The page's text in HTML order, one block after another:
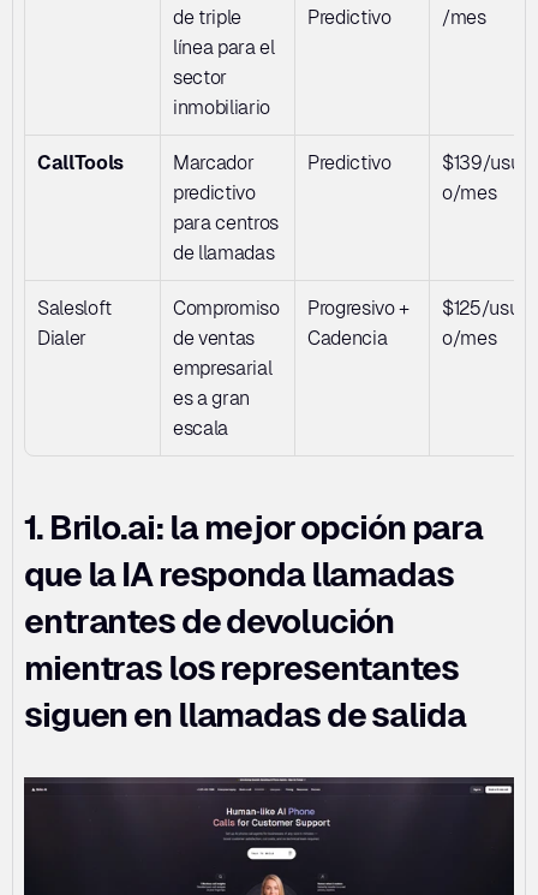
de triple
línea para el
sector
inmobiliario
Predictivo
/mes
CallTools
Marcador
predictivo
para centros
de llamadas
Predictivo
$139/
o/mes
Salesloft
Dialer
Compromiso
de ventas
empresarial
es a gran
escala
Progresivo +
Cadencia
$125/
o/mes
1. Brilo.ai: la mejor opción para
que la IA responda llamadas
entrantes de devolución
mientras los representantes
siguen en llamadas de salida